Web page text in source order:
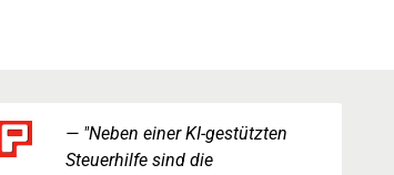
"Neben einer KI-gestützten
Steuerhilfe sind die